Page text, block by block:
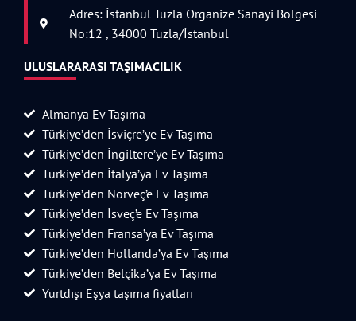
Adres: İstanbul Tuzla Organize Sanayi Bölgesi
No:12 , 34000 Tuzla/İstanbul
ULUSLARARASI TAŞIMACILIK
Almanya Ev Taşıma
Türkiye’den İsviçre’ye Ev Taşıma
Türkiye’den İngiltere’ye Ev Taşıma
Türkiye’den İtalya’ya Ev Taşıma
Türkiye’den Norveç’e Ev Taşıma
Türkiye’den İsveç’e Ev Taşıma
Türkiye’den Fransa’ya Ev Taşıma
Türkiye’den Hollanda’ya Ev Taşıma
Türkiye’den Belçika’ya Ev Taşıma
Yurtdışı Eşya taşıma fiyatları